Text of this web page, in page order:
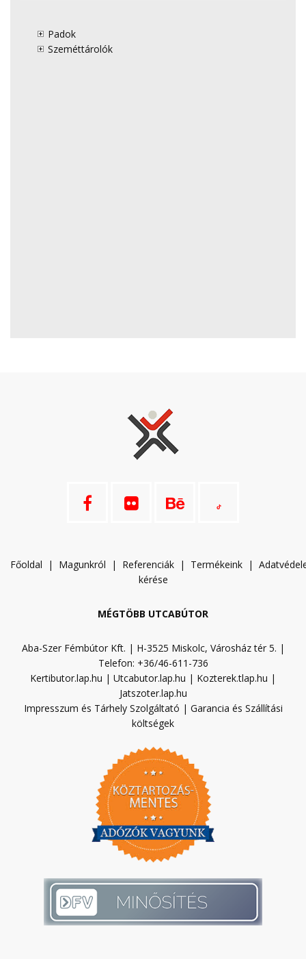
Padok
Szeméttárolók
Főoldal | Magunkról | Referenciák | Termékeink | A
kérése
MÉGTÖBB UTCABÚTOR
Aba-Szer Fémbútor Kft. | H-3525 Miskolc, Városház tér 5. |
Telefon: +36/46-611-736
Kertibutor.lap.hu | Utcabutor.lap.hu | Kozterek.tlap.hu |
Jatszoter.lap.hu
Impresszum és Tárhely Szolgáltató | Garancia és Szállítási
költségek